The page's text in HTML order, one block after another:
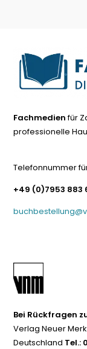
Fachmedienfür
professionelle
Telefonnummer
+49 (0)7953 883
Bei Rückfragen
Verlag Neuer
Deutschland Tel.: